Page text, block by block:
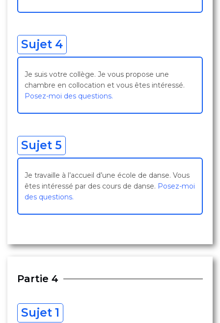
Sujet 4
Je suis votre collège. Je vous propose une
chambre en collocation et vous êtes intéressé.
Posez-moi des questions.
Sujet 5
Je travaille à l’accueil d’une école de danse. Vous
êtes intéressé par des cours de danse. Posez-moi
des questions.
Partie 4
Sujet 1